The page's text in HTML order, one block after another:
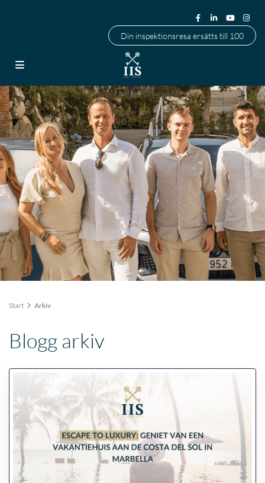
Din inspektionsresa ersätts till 100
Start Arkiv
Blogg arkiv